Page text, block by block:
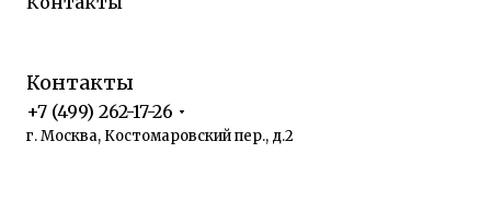
Контакты
+7 (499) 262-17-26
г. Москва, Костомаровский пер., д.2